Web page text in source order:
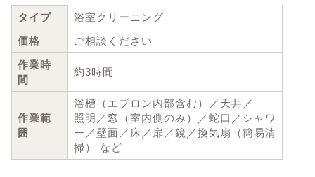
タイプ
浴室クリーニング
価格
ご相談ください
作業時
間
約3時間
作業範
囲
浴槽（エプロン内部含む）／天井／
照明／窓（室内側のみ）／蛇口／シャワ
ー／壁面／床／扉／鏡／換気扇（簡易清
掃） など